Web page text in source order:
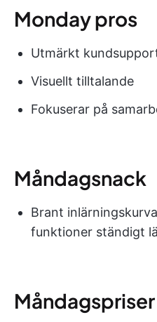
Monday pros
Utmärkt
Visuellt tilltalande
Fokuserar på
Måndagsnack
Brant
funktioner ständigt
Måndagspriser